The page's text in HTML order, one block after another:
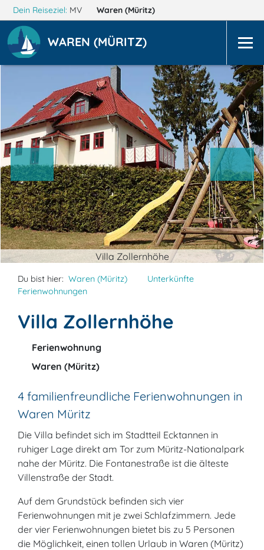
Dein Reiseziel: MV Waren (Müritz)
WAREN (MÜRITZ)
Villa Zollernhöhe
Du bist hier: Waren (Müritz)
Unterkünfte
Ferienwohnungen
Villa Zollernhöhe
Ferienwohnung
Waren (Müritz)
4 familienfreundliche Ferienwohnungen in
Waren Müritz
Die Villa befindet sich im Stadtteil Ecktannen in
ruhiger Lage direkt am Tor zum Müritz-Nationalpark
nahe der Müritz. Die Fontanestraße ist die älteste
Villenstraße der Stadt.
Auf dem Grundstück befinden sich vier
Ferienwohnungen mit je zwei Schlafzimmern. Jede
der vier Ferienwohnungen bietet bis zu 5 Personen
die Möglichkeit, einen tollen Urlaub in Waren (Müritz)